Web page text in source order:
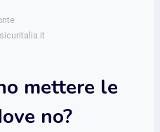
mettere le
no?